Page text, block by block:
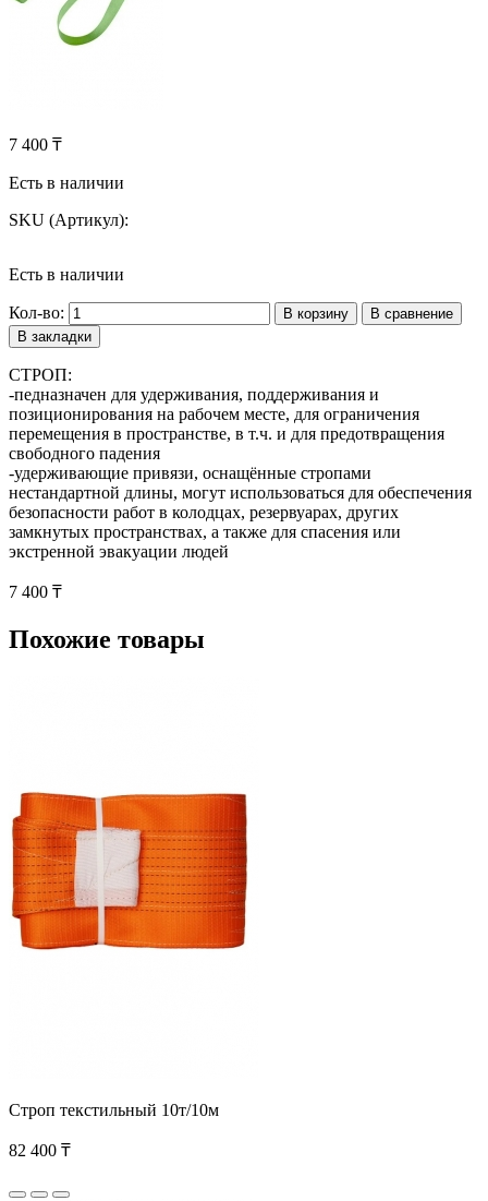
7 400 ₸
Есть в наличии
SKU (Артикул):
Есть в наличии
Кол-во: В корзину
В сравнение
В закладки
СТРОП:
-педназначен для удерживания, поддерживания и
позиционирования на рабочем месте, для ограничения
перемещения в пространстве, в т.ч. и для предотвращения
свободного падения
-удерживающие привязи, оснащённые стропами
нестандартной длины, могут использоваться для обеспечения
безопасности работ в колодцах, резервуарах, других
замкнутых пространствах, а также для спасения или
экстренной эвакуации людей
7 400 ₸
Похожие товары
Строп текстильный 10т/10м
82 400 ₸